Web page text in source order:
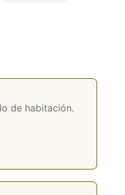
de habitación.